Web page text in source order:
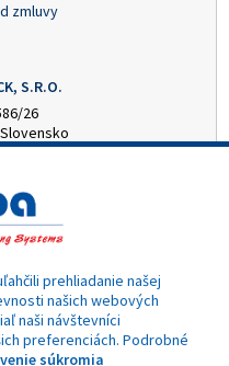
zmluvy
S.R.O.
26
- 16:00 hod.
prehliadanie našej
našich webových
naši návštevníci
preferenciách. Podrobné
súkromia